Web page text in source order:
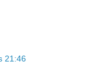
21:46